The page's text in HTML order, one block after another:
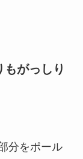
がっしり
分をポール